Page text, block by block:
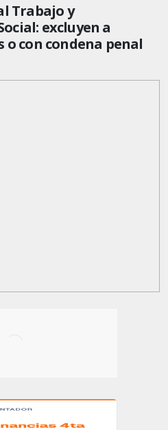
Trabajo y
excluyen a
o con condena penal